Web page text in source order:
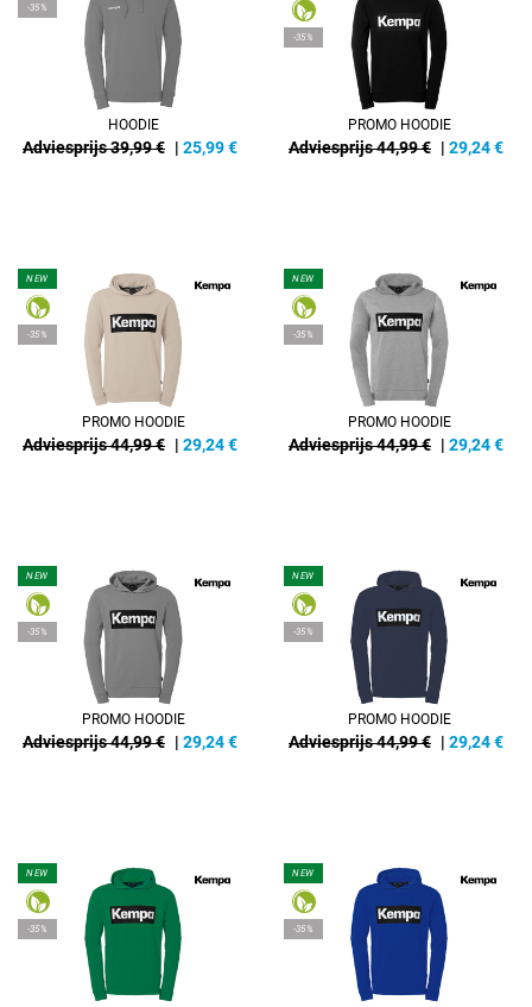
-35%
HOODIE
Adviesprijs 39,99 € | 25,99€
-35%
PROMO HOODIE
Adviesprijs 44,99 € | 29,24€
NEW
-35%
PROMO HOODIE
Adviesprijs 44,99 € | 29,24€
NEW
-35%
PROMO HOODIE
Adviesprijs 44,99 € | 29,24€
NEW
-35%
PROMO HOODIE
Adviesprijs 44,99 € | 29,24€
NEW
-35%
PROMO HOODIE
Adviesprijs 44,99 € | 29,24€
NEW
-35%
NEW
-35%